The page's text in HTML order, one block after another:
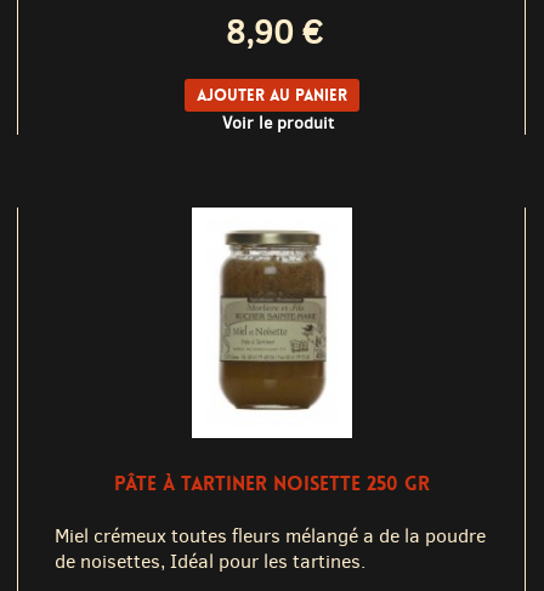
8,90 €
Ajouter au panier
Voir le produit
PÂTE À TARTINER NOISETTE 250 GR
Miel crémeux toutes fleurs mélangé a de la poudre
de noisettes, Idéal pour les tartines.